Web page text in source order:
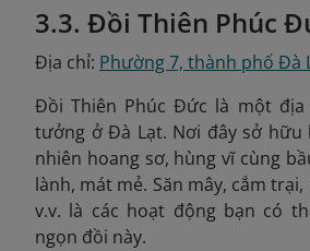
3.3. Đồi Thiên Phúc
Địa chỉ: Phường 7, thành phố Đà
Đồi Thiên Phúc Đức là một địa
tưởng ở Đà Lạt. Nơi đây sở hữu
nhiên hoang sơ, hùng vĩ cùng
lành, mát mẻ. Săn mây, cắm
v.v. là các hoạt động bạn có
ngọn đồi này.